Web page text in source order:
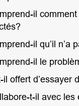
il
il qu’il
il le
il offert d’essayer
t-il avec les